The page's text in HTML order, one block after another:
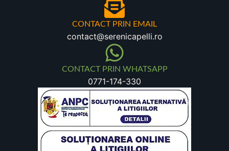
CONTACT PRIN EMAIL
contact@serenicapelli.ro
CONTACT PRIN WHATSAPP
0771-174-330